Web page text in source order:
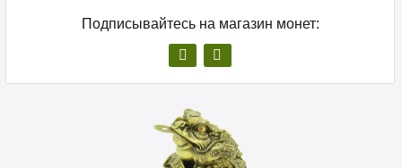
Подписывайтесь на магазин монет: